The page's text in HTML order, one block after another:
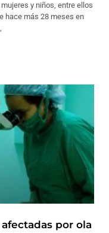
y niños, entre ellos
hace más 28 meses en
por ola